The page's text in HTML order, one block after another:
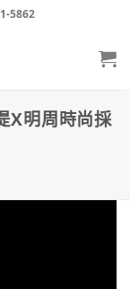
5862
X明周時尚採